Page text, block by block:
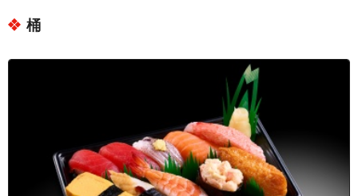
東京都大田区中馬込２丁目
東京都大田区東馬込１丁目
東京都大田区東馬込２丁目
東京都大田区東雪谷１丁目
桶